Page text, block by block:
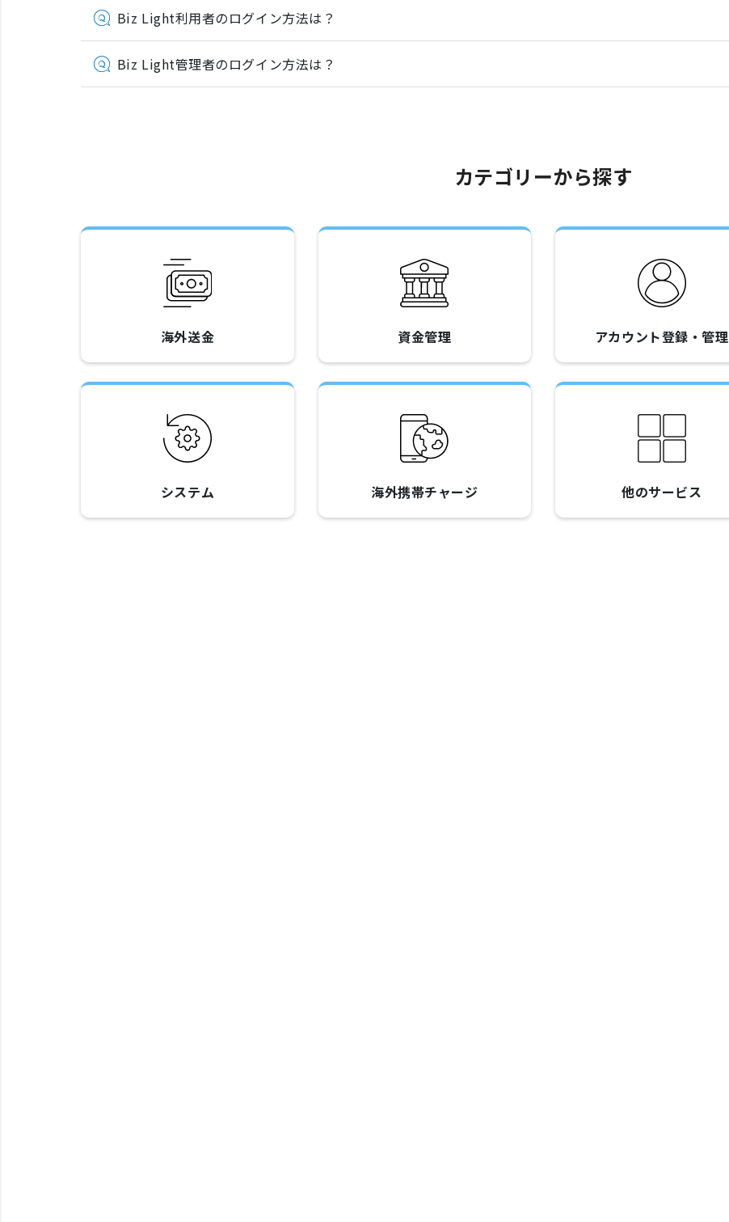
Biz Light利用者のログイン方法は？
Biz Light管理者のログイン方法は？
カテゴリーから探す
海外送金 資金管理 アカウント登録・管理
システム 海外携帯チャージ 他のサービス